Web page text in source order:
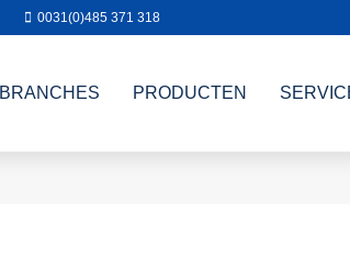
0031(0)485 371 318
BRANCHES PRODUCTEN